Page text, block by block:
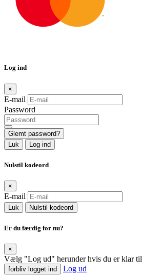
Log ind
×
E-mail
Password
Glemt password?
Luk
Log ind
Nulstil kodeord
×
E-mail
Luk Nulstil kodeord
Er du færdig for nu?
×
Vælg "Log ud" herunder hvis du er klar til
forbliv logget ind Log ud